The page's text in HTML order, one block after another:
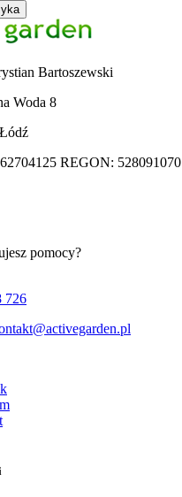
Bartoszewski
Woda 8
REGON: 528091070
pomocy?
726